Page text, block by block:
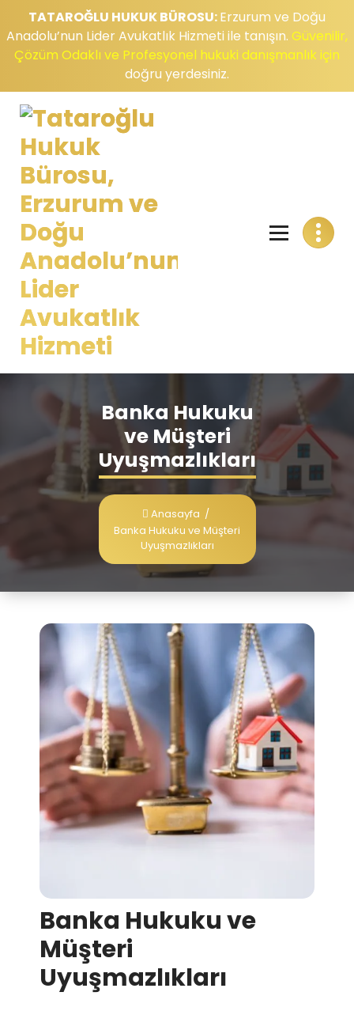
TATAROĞLU HUKUK BÜROSU:Erzurum ve Doğu
Anadolu’nun Lider Avukatlık Hizmeti ile tanışın. Güvenilir,
Çözüm Odaklı ve Profesyonel hukuki danışmanlık için
doğru yerdesiniz.
Banka Hukuku
ve Müşteri
Uyuşmazlıkları
Anasayfa /
Banka Hukuku ve Müşteri
Uyuşmazlıkları
Banka Hukuku ve
Müşteri
Uyuşmazlıkları